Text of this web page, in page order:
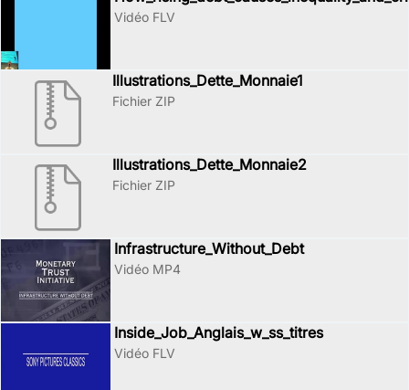
Vidéo FLV
Illustrations_Dette_Monnaie1
Fichier ZIP
Illustrations_Dette_Monnaie2
Fichier ZIP
Infrastructure_Without_Debt
Vidéo MP4
Inside_Job_Anglais_w_ss_titres
Vidéo FLV